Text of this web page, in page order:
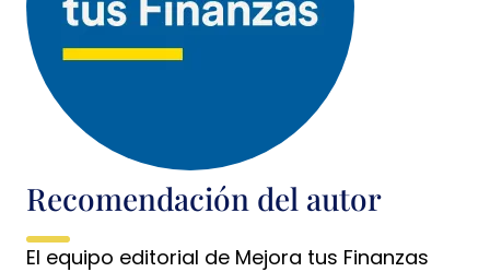
Recomendación del autor
El equipo editorial de Mejora tus Finanzas